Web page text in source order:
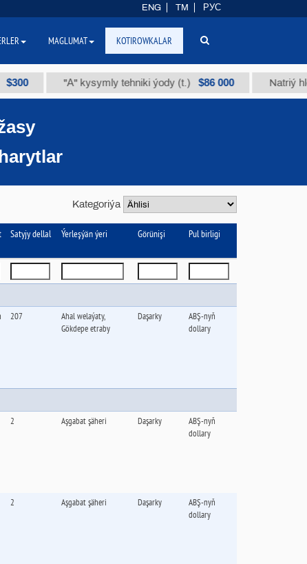
"А" kysymly tehniki ýody (t.) $86 000 Natriý hlorly
Kategoriýa
Satyjy dellal Ýerleşýän ýeri Görünişi Pul birligi
207
Ahal welaýaty,
Gökdepe etraby
Daşarky
ABŞ-nyň
dollary
2 Aşgabat şäheri Daşarky
ABŞ-nyň
dollary
2 Aşgabat şäheri Daşarky
ABŞ-nyň
dollary
ENG TM РУС
MAGLUMAT KOTIROWKALAR